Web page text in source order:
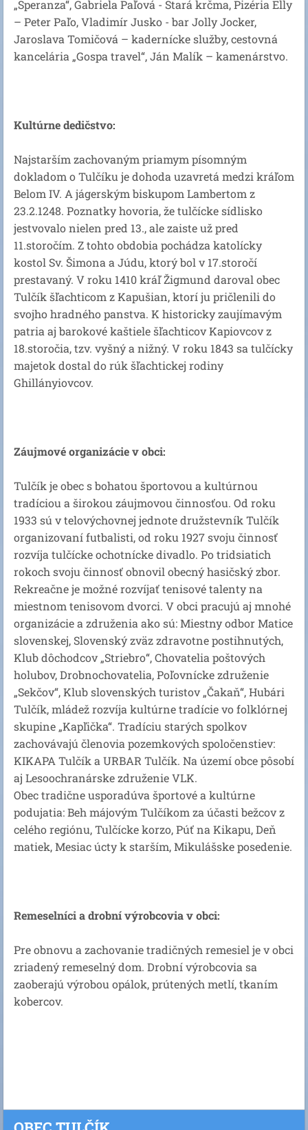
„Speranza“, Gabriela Paľová - Stará krčma, Pizéria Elly
– Peter Paľo, Vladimír Jusko - bar Jolly Jocker,
Jaroslava Tomičová – kadernícke služby, cestovná
kancelária „Gospa travel“, Ján Malík – kamenárstvo.
Kultúrne dedičstvo:
Najstarším zachovaným priamym písomným
dokladom o Tulčíku je dohoda uzavretá medzi kráľom
Belom IV. A jágerským biskupom Lambertom z
23.2.1248. Poznatky hovoria, že tulčícke sídlisko
jestvovalo nielen pred 13., ale zaiste už pred
11.storočím. Z tohto obdobia pochádza katolícky
kostol Sv. Šimona a Júdu, ktorý bol v 17.storočí
prestavaný. V roku 1410 kráľ Žigmund daroval obec
Tulčík šľachticom z Kapušian, ktorí ju pričlenili do
svojho hradného panstva. K historicky zaujímavým
patria aj barokové kaštiele šľachticov Kapiovcov z
18.storočia, tzv. vyšný a nižný. V roku 1843 sa tulčícky
majetok dostal do rúk šľachtickej rodiny
Ghillányiovcov.
Záujmové organizácie v obci:
Tulčík je obec s bohatou športovou a kultúrnou
tradíciou a širokou záujmovou činnosťou. Od roku
1933 sú v telovýchovnej jednote družstevník Tulčík
organizovaní futbalisti, od roku 1927 svoju činnosť
rozvíja tulčícke ochotnícke divadlo. Po tridsiatich
rokoch svoju činnosť obnovil obecný hasičský zbor.
Rekreačne je možné rozvíjať tenisové talenty na
miestnom tenisovom dvorci. V obci pracujú aj mnohé
organizácie a združenia ako sú: Miestny odbor Matice
slovenskej, Slovenský zväz zdravotne postihnutých,
Klub dôchodcov „Striebro“, Chovatelia poštových
holubov, Drobnochovatelia, Poľovnícke združenie
„Sekčov“, Klub slovenských turistov „Čakaň“, Hubári
Tulčík, mládež rozvíja kultúrne tradície vo folklórnej
skupine „Kapľička“. Tradíciu starých spolkov
zachovávajú členovia pozemkových spoločenstiev:
KIKAPA Tulčík a URBAR Tulčík. Na území obce pôsobí
aj Lesoochranárske združenie VLK.
Obec tradične usporadúva športové a kultúrne
podujatia: Beh májovým Tulčíkom za účasti bežcov z
celého regiónu, Tulčícke korzo, Púť na Kikapu, Deň
matiek, Mesiac úcty k starším, Mikulášske posedenie.
Remeselníci a drobní výrobcovia v obci:
Pre obnovu a zachovanie tradičných remesiel je v obci
zriadený remeselný dom. Drobní výrobcovia sa
zaoberajú výrobou opálok, prútených metlí, tkaním
kobercov.